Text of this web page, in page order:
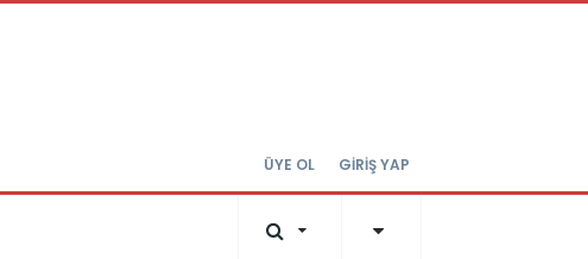
ÜYE OL GİRİŞ YAP